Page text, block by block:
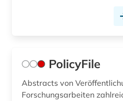
mitarbeiterführung (1)
mittelmeer (1)
mitterrand (1)
PolicyFile
Abstracts von
Forschungsarbeiten